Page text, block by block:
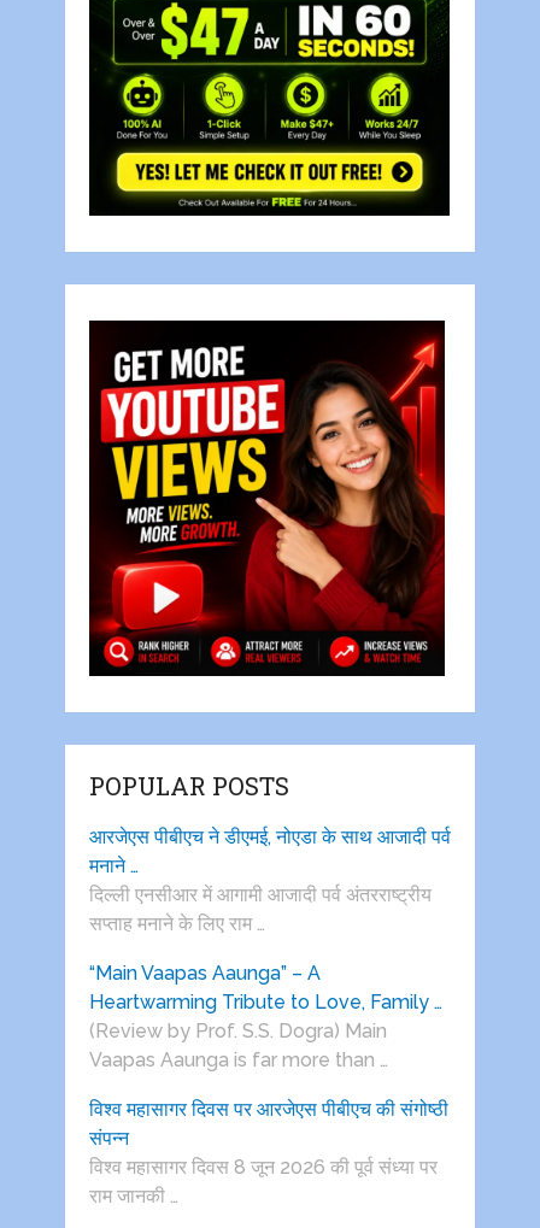
POPULAR POSTS
आरजेएस पीबीएच ने डीएमई, नोएडा के साथ आजादी पर्व
मनाने …
दिल्ली एनसीआर में आगामी आजादी पर्व अंतरराष्ट्रीय
सप्ताह मनाने के लिए राम …
“Main Vaapas Aaunga” – A
Heartwarming Tribute to Love, Family …
(Review by Prof. S.S. Dogra) Main
Vaapas Aaunga is far more than …
विश्व महासागर दिवस पर आरजेएस पीबीएच की संगोष्ठी
संपन्न
विश्व महासागर दिवस 8 जून 2026 की पूर्व संध्या पर
राम जानकी …